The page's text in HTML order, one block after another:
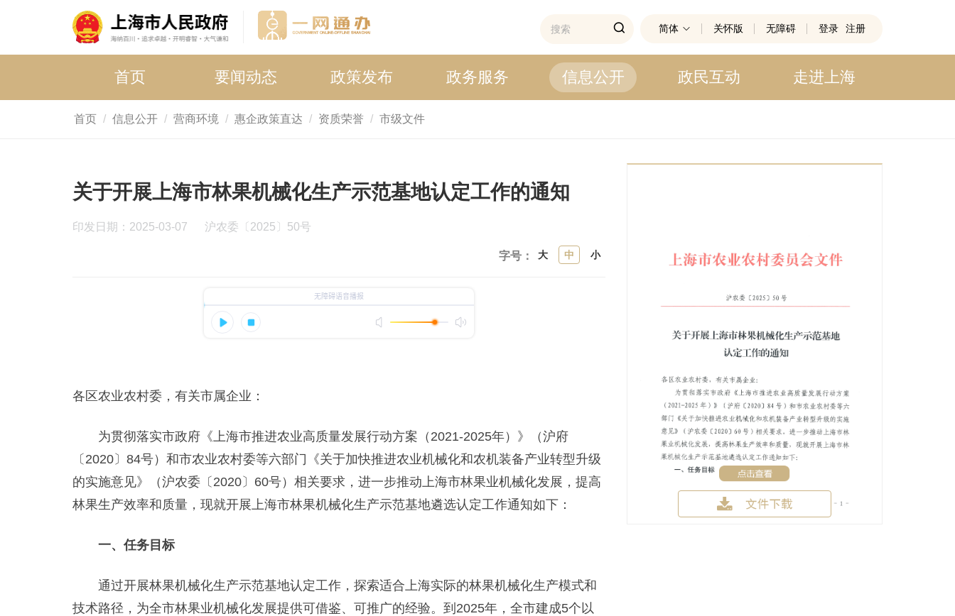
简体 关怀版 无障碍 登录 注册
首页 要闻动态 政策发布 政务服务 信息公开 政民互动 走进上海
首页 信息公开 营商环境 惠企政策直达 资质荣誉 市级文件
关于开展上海市林果机械化生产示范基地认定工作的通知
印发日期：2025-03-07 沪农委〔2025〕50号
字号： 大 中 小
各区农业农村委，有关市属企业：
为贯彻落实市政府《上海市推进农业高质量发展行动方案（2021-2025年）》（沪府
〔2020〕84号）和市农业农村委等六部门《关于加快推进农业机械化和农机装备产业转型升级
的实施意见》（沪农委〔2020〕60号）相关要求，进一步推动上海市林果业机械化发展，提高
林果生产效率和质量，现就开展上海市林果机械化生产示范基地遴选认定工作通知如下：
一、任务目标
通过开展林果机械化生产示范基地认定工作，探索适合上海实际的林果机械化生产模式和
技术路径，为全市林果业机械化发展提供可借鉴、可推广的经验。到2025年，全市建成5个以